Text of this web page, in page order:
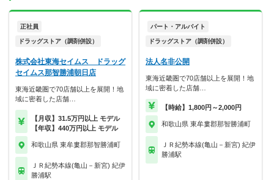
正社員
ドラッグストア（調剤併設）
株式会社東海セイムス ドラッグ
セイムス那智勝浦朝日店
東海近畿圏で70店舗以上を展開！地
域に密着した店舗…
【月収】31.5万円以上 モデル
【年収】440万円以上 モデル
和歌山県 東牟婁郡那智勝浦町
ＪＲ紀勢本線(亀山－新宮) 紀伊
勝浦駅
パート・アルバイト
ドラッグストア（調剤併設）
法人名非公開
東海近畿圏で70店舗以上を展開！地
域に密着した店舗…
【時給】1,800円～2,000円
和歌山県 東牟婁郡那智勝浦町
ＪＲ紀勢本線(亀山－新宮) 紀伊
勝浦駅